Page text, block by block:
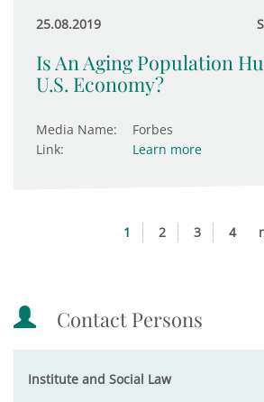
25.08.2019
Is An Aging Population
U.S. Economy?
Media Name:
Forbes
Link:
Learn more
1 2 3 4
Contact Persons
Institute and Social Law